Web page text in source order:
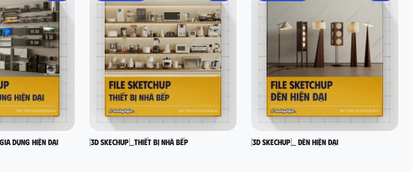
gia dụng hiện đại [3D SKECHUP]_Thiết bị nhà bếp [3D SKECHUP]_ Đèn hiện đại